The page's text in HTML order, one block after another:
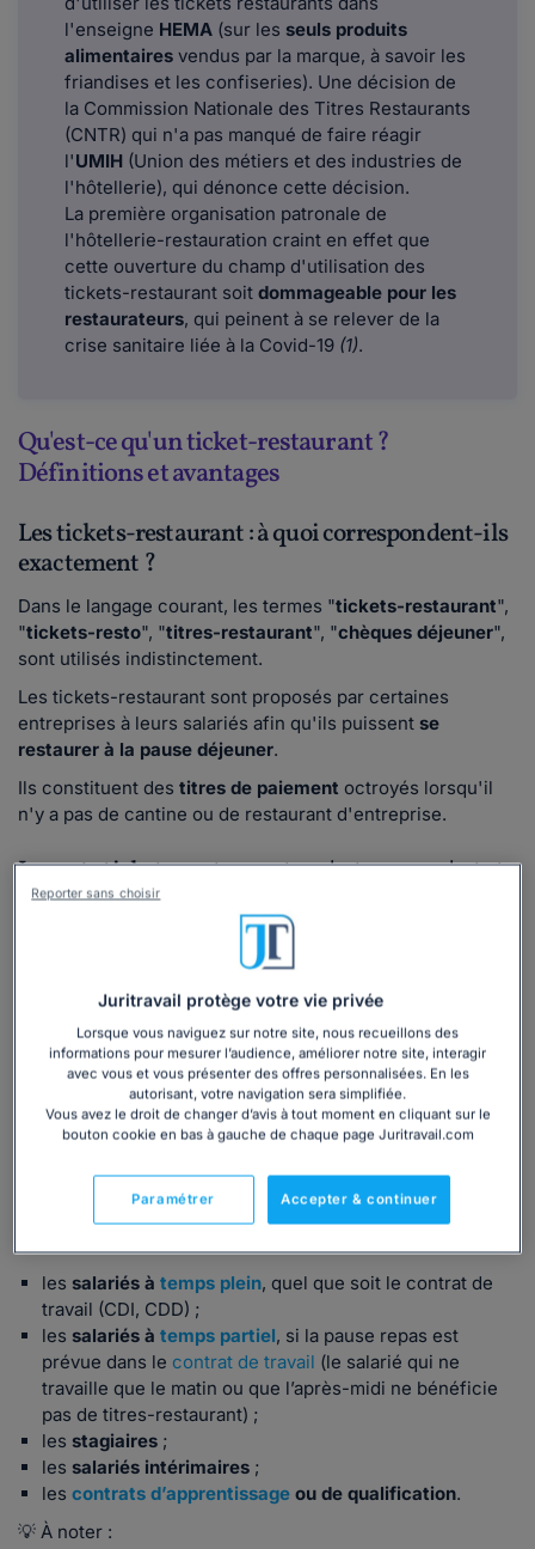
l'enseigne HEMA (sur les seuls produits
alimentaires vendus par la marque, à savoir les
friandises et les confiseries). Une décision de
la Commission Nationale des Titres Restaurants
(CNTR) qui n'a pas manqué de faire réagir
l'UMIH (Union des métiers et des industries de
l'hôtellerie), qui dénonce cette décision.
La première organisation patronale de
l'hôtellerie-restauration craint en effet que
cette ouverture du champ d'utilisation des
tickets-restaurant soit dommageable pour les
restaurateurs, qui peinent à se relever de la
crise sanitaire liée à la Covid-19 (1).
Qu'est-ce qu'un ticket-restaurant ?
Définitions et avantages
Les tickets-restaurant : à quoi correspondent-ils
exactement ?
Dans le langage courant, les termes "tickets-restaurant",
"tickets-resto", "titres-restaurant", "chèques déjeuner",
sont utilisés indistinctement.
Les tickets-restaurant sont proposés par certaines
entreprises à leurs salariés afin qu'ils puissent se
restaurer à la pause déjeuner.
Ils constituent des titres de paiement octroyés lorsqu'il
n'y a pas de cantine ou de restaurant d'entreprise.
La carte tickets-restaurant : qu'est-ce que c'est et
comment fonctionne-t-elle ?
(2).
La mise en place d'une carte individualisée ouvre la
possibilité à l'employeur de larecharger à distanceen
attribuant le nombre exact de tickets-restaurant à chaque
(= leur somme exacte), et au salarié de l'utiliser
comme moyen de paiement.
Qui a le droit aux tickets-restaurant dans une
entreprise ?
les salariés à temps plein, quel que soit le contrat de
travail (CDI, CDD) ;
les salariés à temps partiel, si la pause repas est
prévue dans le contrat de travail (le salarié qui ne
travaille que le matin ou que l’après-midi ne bénéficie
pas de titres-restaurant) ;
les stagiaires ;
les salariés intérimaires ;
les contrats d’apprentissage ou de qualification.
💡 À noter :
Juritravail protège votre vie privée
Lorsque vous naviguez sur notre site, nous recueillons des
informations pour mesurer l’audience, améliorer notre site, interagir
avec vous et vous présenter des offres personnalisées. En les
autorisant, votre navigation sera simplifiée.
Vous avez le droit de changer d’avis à tout moment en cliquant sur le
bouton cookie en bas à gauche de chaque page Juritravail.com
Accepter & continuer
Paramétrer
Reporter sans choisir